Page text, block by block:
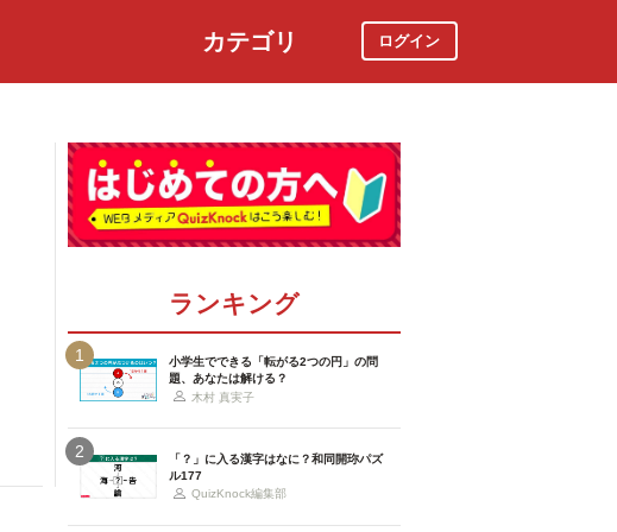
カテゴリ ログイン
ランキング
1
小学生でできる「転がる2つの円」の問
題、あなたは解ける？
木村 真実子
2
「？」に入る漢字はなに？和同開珎パズ
ル177
QuizKnock編集部